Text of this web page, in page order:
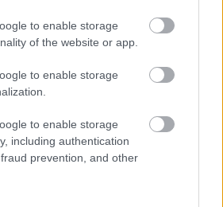
to enable storage
of the website or app.
to enable storage
to enable storage
including authentication
prevention, and other